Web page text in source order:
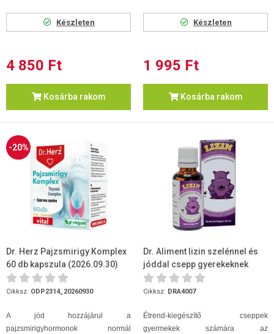
Készleten
4 850 Ft
Kosárba rakom
Készleten
1 995 Ft
Kosárba rakom
-20%
Dr. Herz Pajzsmirigy Komplex
60 db kapszula (2026.09.30)
Cikksz. ODP2314_20260930
A jód hozzájárul a
pajzsmirigyhormonok normál
Dr. Aliment lizin szelénnel és
jóddal csepp gyerekeknek
30ml
Cikksz. DRA4007
Étrend-kiegészítő cseppek
gyermekek számára az